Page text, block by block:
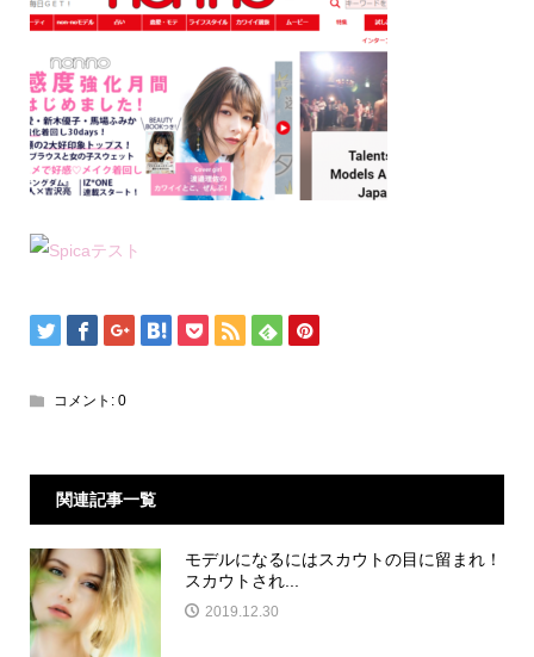
コメント: 0
関連記事一覧
モデルになるにはスカウトの目に留まれ！
スカウトされ...
2019.12.30